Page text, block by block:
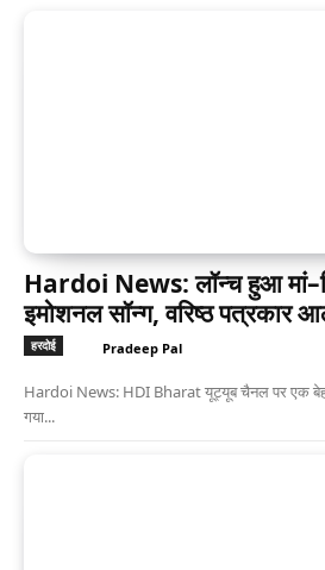
Hardoi News: लॉन्च हुआ
इमोशनल सॉन्ग, वरिष्ठ पत्रकार
हरदोई Pradeep Pal
Hardoi News: HDI Bharat यूट्यूब चैनल पर एक बेहद
गया...